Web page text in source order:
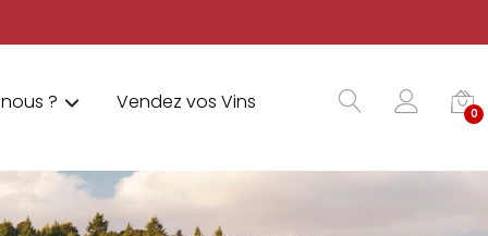
? Vendez vos Vins 0